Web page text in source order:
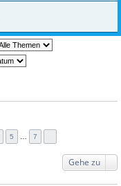
5 7
Gehe zu